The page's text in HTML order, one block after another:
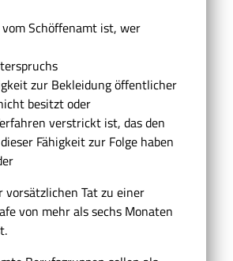
Schöffenamt ist, wer
zur Bekleidung öffentlicher
besitzt oder
verstrickt ist, das den
Fähigkeit zur Folge haben
vorsätzlichen Tat zu einer
von mehr als sechs Monaten